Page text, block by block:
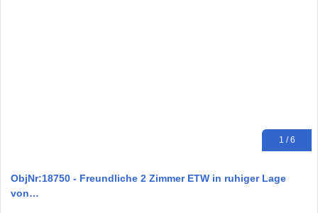
1 / 6
ObjNr:18750 - Freundliche 2 Zimmer ETW in ruhiger Lage
von…